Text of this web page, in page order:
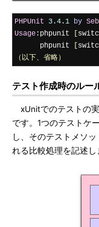
PHPUnit 3.4 .1 by
Usage : phpunit
      phpunit
（以下、省略）
テスト作成時のルー
xUnitでのテストの
です。1つのテストケ
し、そのテストメソ
れる比較処理を記述し